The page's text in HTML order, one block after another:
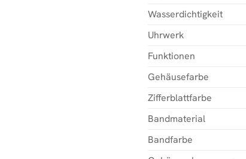
Wasserdichtigkeit
Uhrwerk
Funktionen
Gehäusefarbe
Zifferblattfarbe
Bandmaterial
Bandfarbe